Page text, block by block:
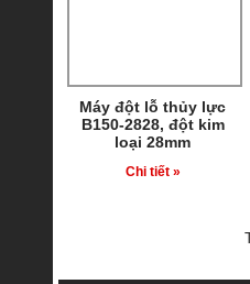
Máy đột lỗ thủy lực
B150-2828, đột kim
loại 28mm
Chi tiết »